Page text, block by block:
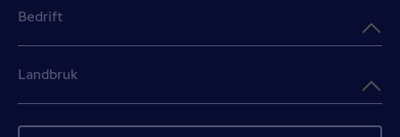
Bedrift
Landbruk